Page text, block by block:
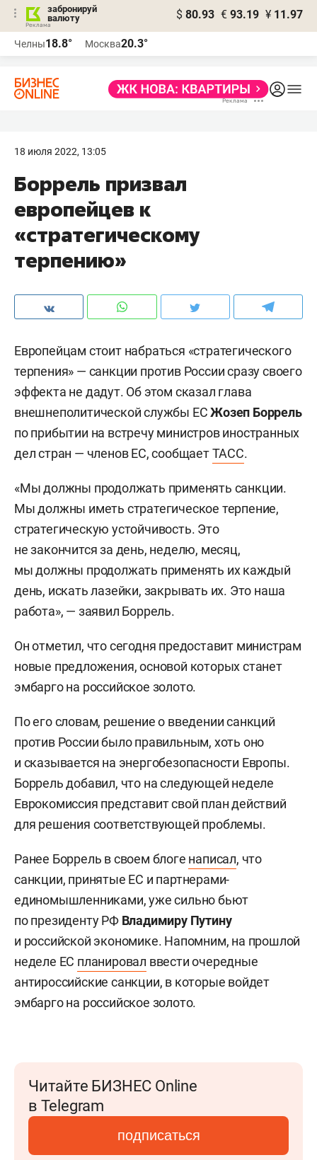
забронируй
валюту
$ 80.93 € 93.19 ¥ 11.97
Челны18.8° Москва20.3°
18 июля 2022, 13:05
Боррель призвал
европейцев к
«стратегическому
терпению»
Европейцам стоит набраться «стратегического
терпения» — cанкции против России сразу своего
эффекта не дадут. Об этом сказал глава
внешнеполитической службы ЕСЖозеп Боррель
по прибытии на встречу министров иностранных
дел стран — членов ЕС, сообщаетТАСС.
«Мы должны продолжать применять санкции.
Мы должны иметь стратегическое терпение,
стратегическую устойчивость. Это
не закончится за день, неделю, месяц,
мы должны продолжать применять их каждый
день, искать лазейки, закрывать их. Это наша
работа», — заявил Боррель.
Он отметил, что сегодня предоставит министрам
новые предложения, основой которых станет
эмбарго на российское золото.
По его словам, решение о введении санкций
против России было правильным, хоть оно
и сказывается на энергобезопасности Европы.
Боррель добавил, что на следующей неделе
Еврокомиссия представит свой план действий
для решения соответствующей проблемы.
Ранее Боррель в своем блоге написал, что
санкции, принятые ЕС и партнерами-
единомышленниками, уже сильно бьют
по президенту РФ Владимиру Путину
и российской экономике. Напомним, на прошлой
неделе ЕС планировал ввести очередные
антироссийские санкции, в которые войдет
эмбарго на российское золото.
Читайте БИЗНЕС Online
в Telegram
подписаться